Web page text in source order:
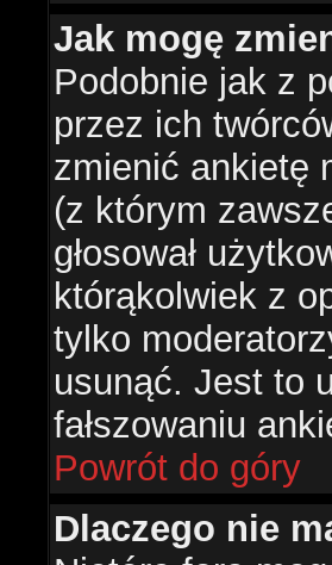
Jak mogę
Podobnie jak z
przez ich
zmienić ankietę
(z którym
głosował
którąkolwiek z
tylko
usunąć. Jest to
fałszowaniu
Powrót do góry
Dlaczego nie